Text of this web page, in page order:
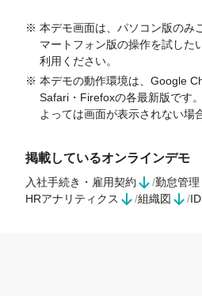
※ 本デモ画面は、パソコン版のみ
マートフォン版の操作を試した
利用ください。
※ 本デモの動作環境は、Google
Safari・Firefoxの各最新版です
よっては画面が表示されない場
掲載しているオンラインデモ
入社手続き・雇用契約 /勤怠管理
HRアナリティクス
/組織図 /